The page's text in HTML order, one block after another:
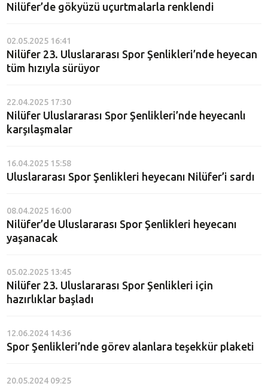
Nilüfer’de gökyüzü uçurtmalarla renklendi
02.05.2025 16:41
Nilüfer 23. Uluslararası Spor Şenlikleri’nde heyecan
tüm hızıyla sürüyor
22.04.2025 17:30
Nilüfer Uluslararası Spor Şenlikleri’nde heyecanlı
karşılaşmalar
16.04.2025 15:58
Uluslararası Spor Şenlikleri heyecanı Nilüfer’i sardı
08.04.2025 16:00
Nilüfer’de Uluslararası Spor Şenlikleri heyecanı
yaşanacak
05.02.2025 13:45
Nilüfer 23. Uluslararası Spor Şenlikleri için
hazırlıklar başladı
12.06.2024 14:36
Spor Şenlikleri’nde görev alanlara teşekkür plaketi
20.05.2024 09:25